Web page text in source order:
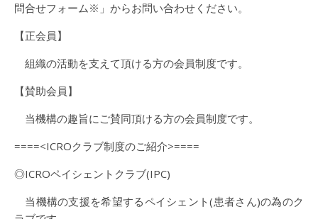
問合せフォーム※」からお問い合わせください。
【正会員】
組織の活動を支えて頂ける方の会員制度です。
【賛助会員】
当機構の趣旨にご賛同頂ける方の会員制度です。
====<ICROクラブ制度のご紹介>====
◎ICROペイシェントクラブ(IPC)
当機構の支援を希望するペイシェント(患者さん)の為のク